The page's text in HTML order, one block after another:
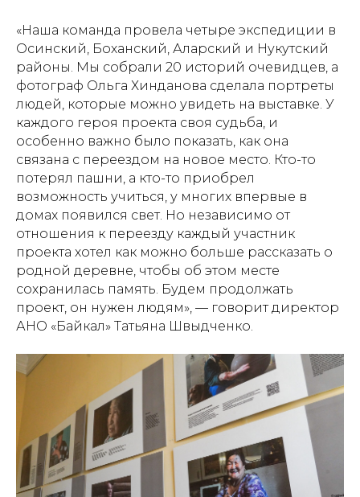
«Наша команда провела четыре экспедиции в
Осинский, Боханский, Аларский и Нукутский
районы. Мы собрали 20 историй очевидцев, а
фотограф Ольга Хинданова сделала портреты
людей, которые можно увидеть на выставке. У
каждого героя проекта своя судьба, и
особенно важно было показать, как она
связана с переездом на новое место. Кто-то
потерял пашни, а кто-то приобрел
возможность учиться, у многих впервые в
домах появился свет. Но независимо от
отношения к переезду каждый участник
проекта хотел как можно больше рассказать о
родной деревне, чтобы об этом месте
сохранилась память. Будем продолжать
проект, он нужен людям», — говорит директор
АНО «Байкал» Татьяна Швыдченко.